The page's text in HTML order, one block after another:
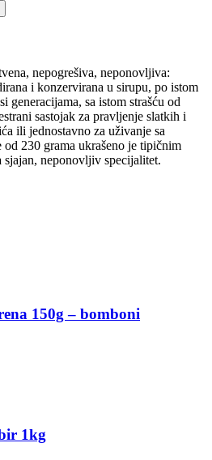
nepogrešiva, neponovljiva:
i konzervirana u sirupu, po istom
generacijama, sa istom strašću od
sastojak za pravljenje slatkih i
ili jednostavno za uživanje sa
230 grama ukrašeno je tipičnim
neponovljiv specijalitet.
150g – bomboni
1kg